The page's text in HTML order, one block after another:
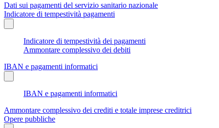
Dati sui pagamenti del servizio sanitario nazionale
Indicatore di tempestività pagamenti
Indicatore di tempestività dei pagamenti
Ammontare complessivo dei debiti
IBAN e pagamenti informatici
IBAN e pagamenti informatici
Ammontare complessivo dei crediti e totale imprese creditrici
Opere pubbliche